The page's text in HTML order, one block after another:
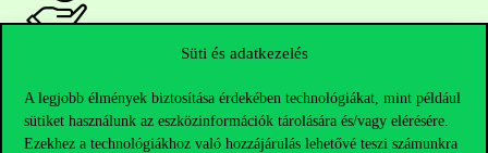
Süti és adatkezelés
A legjobb élmények biztosítása érdekében technológiákat, mint például
sütiket használunk az eszközinformációk tárolására és/vagy elérésére.
Ezekhez a technológiákhoz való hozzájárulás lehetővé teszi számunkra